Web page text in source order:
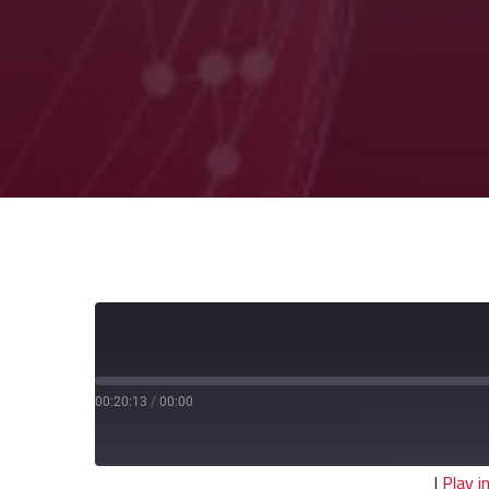
00:00
/
00:20:13
| Play